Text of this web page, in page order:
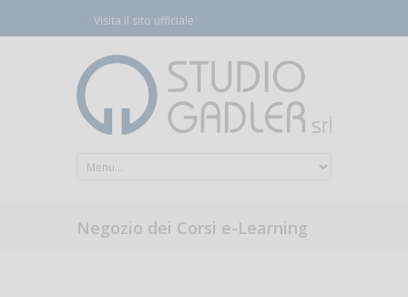
Visita il sito ufficiale
Negozio dei Corsi e-Learning